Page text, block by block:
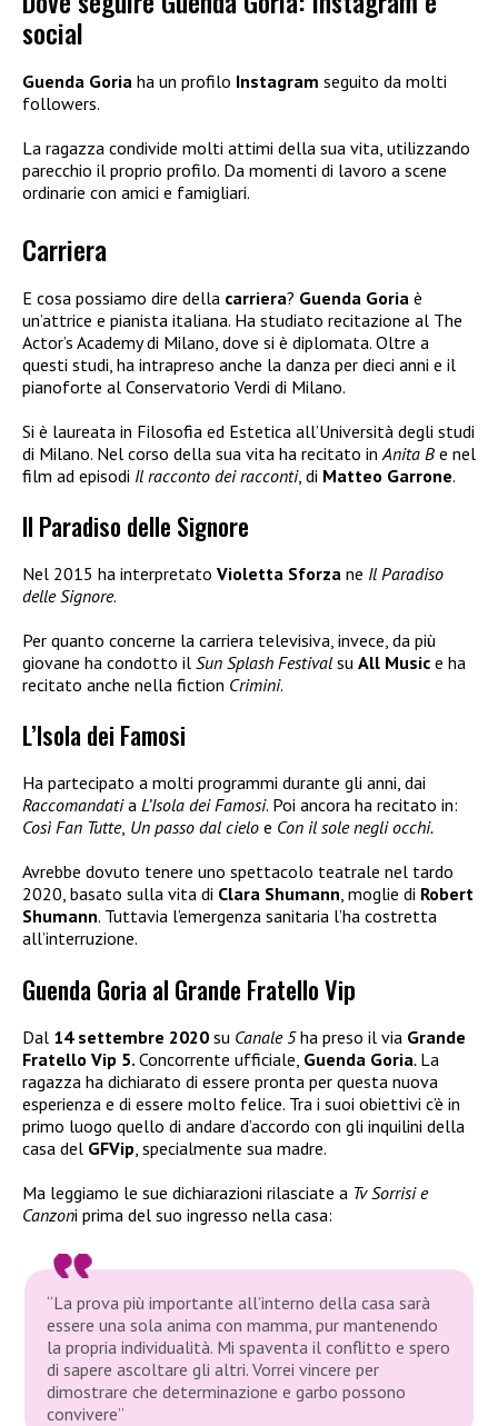
social
Guenda Goria ha un profilo Instagram seguito da molti
followers.
La ragazza condivide molti attimi della sua vita, utilizzando
parecchio il proprio profilo. Da momenti di lavoro a scene
ordinarie con amici e famigliari.
Carriera
E cosa possiamo dire della carriera? Guenda Goria è
un’attrice e pianista italiana. Ha studiato recitazione al The
Actor’s Academy di Milano, dove si è diplomata. Oltre a
questi studi, ha intrapreso anche la danza per dieci anni e il
pianoforte al Conservatorio Verdi di Milano.
Si è laureata in Filosofia ed Estetica all’Università degli studi
di Milano. Nel corso della sua vita ha recitato in Anita B e nel
film ad episodi Il racconto dei racconti, di Matteo Garrone.
Il Paradiso delle Signore
Nel 2015 ha interpretato Violetta Sforza ne Il Paradiso
delle Signore.
Per quanto concerne la carriera televisiva, invece, da più
giovane ha condotto il Sun Splash Festival su All Music e ha
recitato anche nella fiction Crimini.
L’Isola dei Famosi
Ha partecipato a molti programmi durante gli anni, dai
Raccomandatia L’Isola dei Famosi. Poi ancora ha recitato in:
Così Fan Tutte, Un passo dal cielo e Con il sole negli occhi.
Avrebbe dovuto tenere uno spettacolo teatrale nel tardo
2020, basato sulla vita di Clara Shumann, moglie di Robert
Shumann. Tuttavia l’emergenza sanitaria l’ha costretta
all’interruzione.
Guenda Goria al Grande Fratello Vip
Dal 14 settembre 2020 su Canale 5ha preso il via Grande
Fratello Vip 5. Concorrente ufficiale, Guenda Goria. La
ragazza ha dichiarato di essere pronta per questa nuova
esperienza e di essere molto felice. Tra i suoi obiettivi c’è in
primo luogo quello di andare d’accordo con gli inquilini della
casa del GFVip , specialmente sua madre.
Ma leggiamo le sue dichiarazioni rilasciate a Tv Sorrisi e
Canzoni prima del suo ingresso nella casa:
“La prova più importante all’interno della casa sarà
essere una sola anima con mamma, pur mantenendo
la propria individualità. Mi spaventa il conflitto e spero
di sapere ascoltare gli altri. Vorrei vincere per
dimostrare che determinazione e garbo possono
convivere”